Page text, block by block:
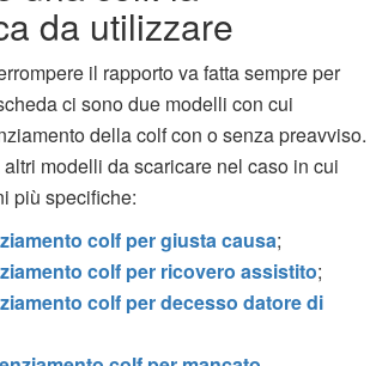
da utilizzare
il rapporto va fatta sempre per
ci sono due modelli con cui
della colf con o senza preavviso.
modelli da scaricare nel caso in cui
più specifiche:
colf per giusta causa;
colf per ricovero assistito;
colf per decesso datore di